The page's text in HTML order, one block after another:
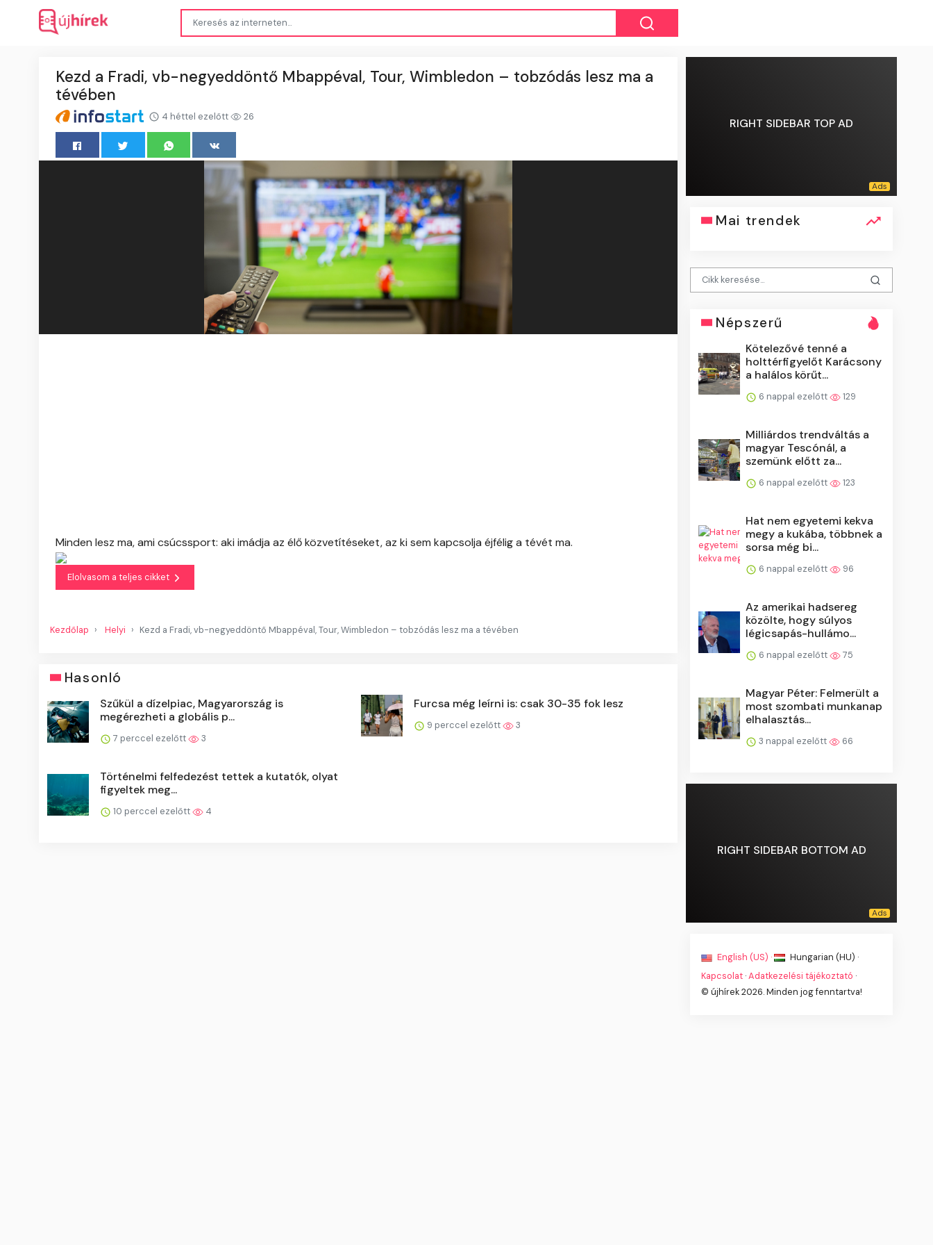
Kezd a Fradi, vb-negyeddöntő Mbappéval, Tour, Wimbledon – tobzódás lesz ma a
tévében
4 héttel ezelőtt 26
Minden lesz ma, ami csúcssport: aki imádja az élő közvetítéseket, az ki sem kapcsolja éjfélig a tévét ma.
Elolvasom a teljes cikket
Kezdőlap Helyi Kezd a Fradi, vb-negyeddöntő Mbappéval, Tour, Wimbledon – tobzódás lesz ma a tévében
Hasonló
Szűkül a dízelpiac, Magyarország is
megérezheti a globális p...
7 perccel ezelőtt 3
Furcsa még leírni is: csak 30-35 fok lesz
9 perccel ezelőtt 3
Történelmi felfedezést tettek a kutatók, olyat
figyeltek meg...
10 perccel ezelőtt 4
RIGHT SIDEBAR TOP AD
Mai trendek
Népszerű
Kötelezővé tenné a
holttérfigyelőt Karácsony
a halálos körűt...
6 nappal ezelőtt 129
Milliárdos trendváltás a
magyar Tescónál, a
szemünk előtt za...
6 nappal ezelőtt 123
Hat nem egyetemi kekva
megy a kukába, többnek a
sorsa még bi...
6 nappal ezelőtt 96
Az amerikai hadsereg
közölte, hogy súlyos
légicsapás-hullámo...
6 nappal ezelőtt 75
Magyar Péter: Felmerült a
most szombati munkanap
elhalasztás...
3 nappal ezelőtt 66
RIGHT SIDEBAR BOTTOM AD
English (US) ·
Hungarian (HU) ·
Kapcsolat ·Adatkezelési tájékoztató ·
© újhírek 2026. Minden jog fenntartva!